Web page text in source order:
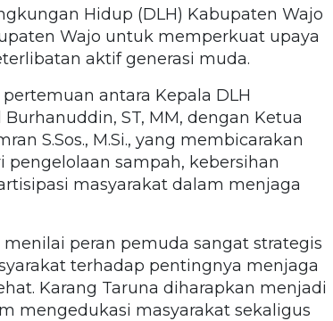
Hidup (DLH) Kabupaten Wajo
Wajo untuk memperkuat upaya
aktif generasi muda.
antara Kepala DLH
ST, MM, dengan Ketua
S.Sos., M.Si., yang membicarakan
sampah, kebersihan
masyarakat dalam menjaga
peran pemuda sangat strategis
terhadap pentingnya menjaga
Karang Taruna diharapkan menjadi
mengedukasi masyarakat sekaligus